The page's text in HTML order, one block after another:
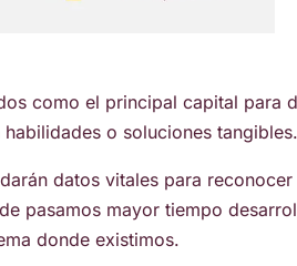
como el principal capital para
o soluciones tangibles.
datos vitales para
pasamos mayor tiempo
donde existimos.